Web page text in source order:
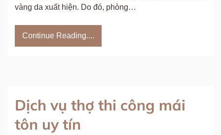
vàng da xuất hiện. Do đó, phòng…
Continue Reading....
Dịch vụ thợ thi công mái
tôn uy tín